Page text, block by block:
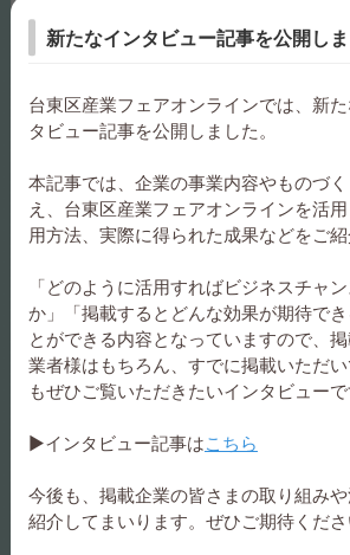
髪飾り 18218
髪飾り 18228
新たなインタビュー記事を公開しま
台東区産業フェアオンラインでは、新
タビュー記事を公開しました。
本記事では、企業の事業内容やものづ
え、台東区産業フェアオンラインを活
用方法、実際に得られた成果などをご紹
「どのように活用すればビジネスチャ
か」「掲載するとどんな効果が期待で
とができる内容となっていますので、
業者様はもちろん、すでに掲載いただ
もぜひご覧いただきたいインタビューで
▶インタビュー記事はこちら
今後も、掲載企業の皆さまの取り組み
紹介してまいります。ぜひご期待くださ